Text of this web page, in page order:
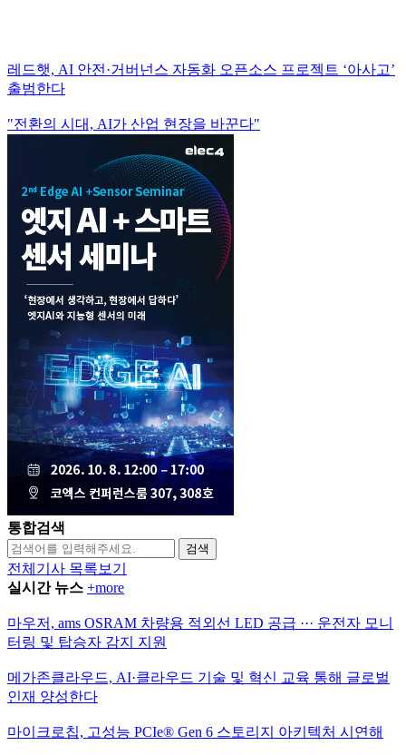
레드햇, AI 안전·거버넌스 자동화 오픈소스 프로젝트 ‘아사고’
출범한다
"전환의 시대, AI가 산업 현장을 바꾼다"
통합검색
검색
전체기사 목록보기
실시간 뉴스 +more
마우저, ams OSRAM 차량용 적외선 LED 공급 ··· 운전자 모니
터링 및 탑승자 감지 지원
메가존클라우드, AI·클라우드 기술 및 혁신 교육 통해 글로벌
인재 양성한다
마이크로칩, 고성능 PCIe® Gen 6 스토리지 아키텍처 시연해